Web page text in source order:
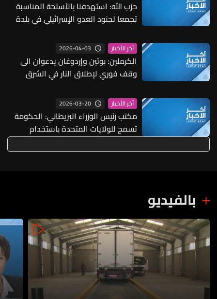
حزب الله: استهدفنا بالأسلحة المناسبة
تجمعا لجنود العدو الإسرائيلي في بلدة
آخر الأخبار 2026-04-03
الكرملين: بوتين وإردوغان يدعوان الى
وقف فوري لإطلاق النار في الشرق
آخر الأخبار 2026-03-20
مكتب رئيس الوزراء البريطاني: الحكومة
تسمح للولايات المتحدة باستخدام
قواعدنا في الدفاع عن الشرق الأوسط
بالفيديو